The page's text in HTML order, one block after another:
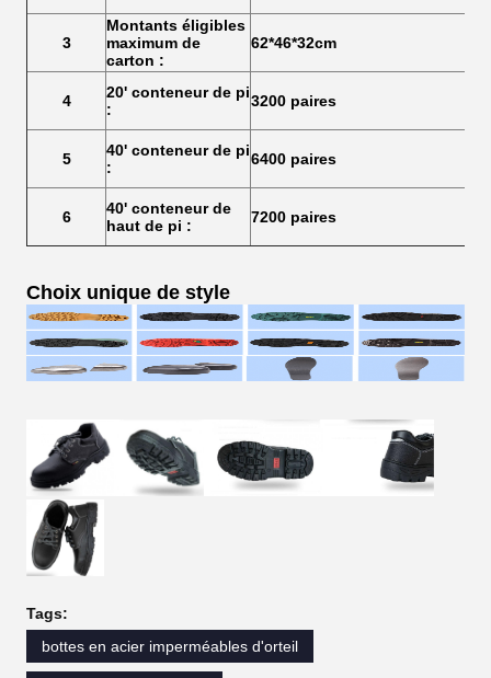
3
Montants éligibles
maximum de
carton :
62*46*32cm
4
20' conteneur de pi
:
3200 paires
5
40' conteneur de pi
:
6400 paires
6
40' conteneur de
haut de pi :
7200 paires
Choix unique de style
Tags:
bottes en acier imperméables d'orteil